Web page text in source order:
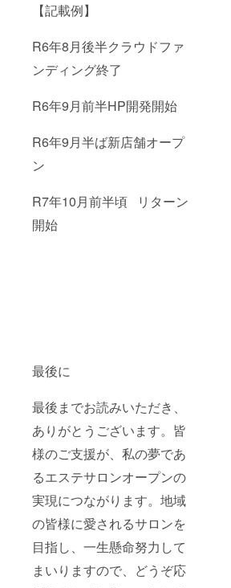
【記載例】
R6年8月後半クラウドファ
ンディング終了
R6年9月前半HP開発開始
R6年9月半ば新店舗オープ
ン
R7年10月前半頃 リターン
開始
最後に
最後までお読みいただき、
ありがとうございます。皆
様のご支援が、私の夢であ
るエステサロンオープンの
実現につながります。地域
の皆様に愛されるサロンを
目指し、一生懸命努力して
まいりますので、どうぞ応